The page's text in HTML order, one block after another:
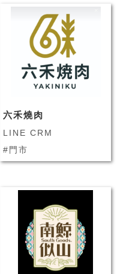
六禾燒肉
LINE CRM
#門市